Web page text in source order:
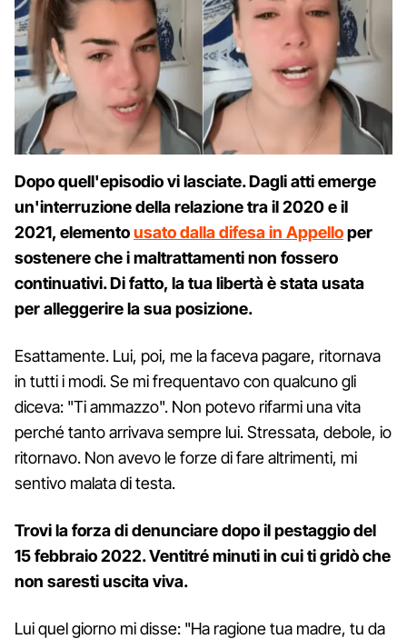
Dopo quell'episodio vi lasciate. Dagli atti emerge
un'interruzione della relazione tra il 2020 e il
2021, elementousato dalla difesa in Appelloper
sostenere che i maltrattamenti non fossero
continuativi. Di fatto, la tua libertà è stata usata
per alleggerire la sua posizione.
Esattamente. Lui, poi, me la faceva pagare, ritornava
in tutti i modi. Se mi frequentavo con qualcuno gli
diceva: "Ti ammazzo". Non potevo rifarmi una vita
perché tanto arrivava sempre lui. Stressata, debole, io
ritornavo. Non avevo le forze di fare altrimenti, mi
sentivo malata di testa.
Trovi la forza di denunciare dopo il pestaggio del
15 febbraio 2022. Ventitré minuti in cui ti gridò che
non saresti uscita viva.
Lui quel giorno mi disse: "Ha ragione tua madre, tu da